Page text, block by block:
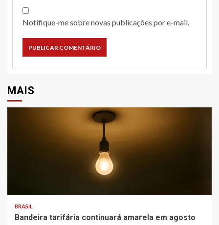
Notifique-me sobre novas publicações por e-mail.
MAIS
BRASIL
Bandeira tarifária continuará amarela em agosto